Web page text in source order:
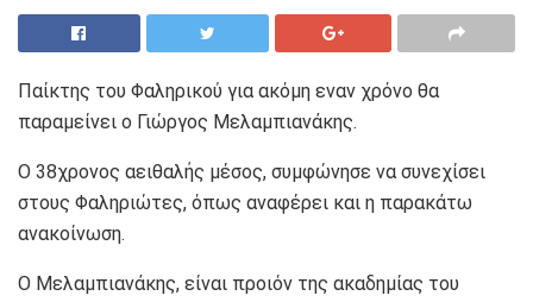
Παίκτης του Φαληρικού για ακόμη εναν χρόνο θα
παραμείνει ο Γιώργος Μελαμπιανάκης.
Ο 38χρονος αειθαλής μέσος, συμφώνησε να συνεχίσει
στους Φαληριώτες, όπως αναφέρει και η παρακάτω
ανακοίνωση.
Ο Μελαμπιανάκης, είναι προιόν της ακαδημίας του